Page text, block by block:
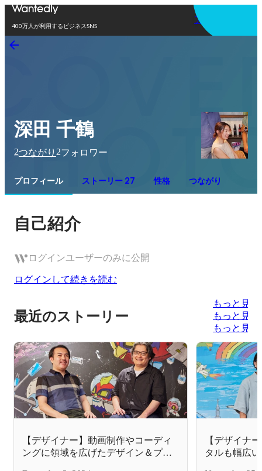
400万人が利用するビジネスSNS
アプリを使う
深田 千鶴
2つながり 2フォロワー
プロフィール ストーリー 27 性格 つながり
自己紹介
ログインユーザーのみに公開
ログインして続きを読む
最近のストーリー
もっと見る
もっと見る
もっと見る
【デザイナー】動画制作やコーディ
ングに領域を広げたデザイン＆プロ
【デザイナ
タルも幅広